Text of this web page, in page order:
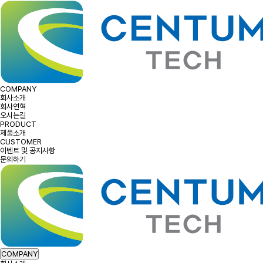
COMPANY
회사소개
회사연혁
오시는길
PRODUCT
제품소개
CUSTOMER
이벤트 및 공지사항
문의하기
COMPANY